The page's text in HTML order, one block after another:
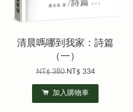
清晨嗎哪到我家：詩篇
（一）
NT$ 380NT$ 334
加入購物車